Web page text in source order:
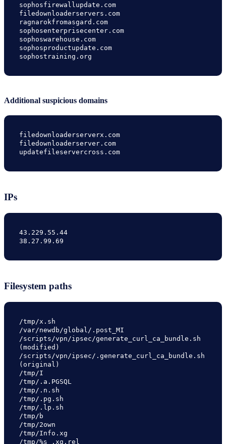
sophosfirewallupdate.com
filedownloaderservers.com
ragnarokfromasgard.com
sophosenterprisecenter.com
sophoswarehouse.com
sophosproductupdate.com
sophostraining.org
Additional suspicious domains
filedownloaderserverx.com
filedownloaderserver.com
updatefileservercross.com
IPs
43.229.55.44
38.27.99.69
Filesystem paths
/tmp/x.sh
/var/newdb/global/.post_MI
/scripts/vpn/ipsec/generate_curl_ca_bundle.sh
(modified)
/scripts/vpn/ipsec/.generate_curl_ca_bundle.sh
(original)
/tmp/I
/tmp/.a.PGSQL
/tmp/.n.sh
/tmp/.pg.sh
/tmp/.lp.sh
/tmp/b
/tmp/2own
/tmp/Info.xg
/tmp/%s_.xg.rel